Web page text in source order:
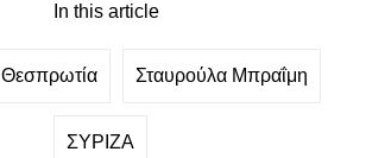
In this article
Θεσπρωτία Σταυρούλα Μπραΐμη
ΣΥΡΙΖΑ